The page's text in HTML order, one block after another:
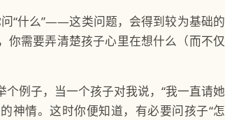
“什么”——这类问题，会得到较为基础的
你需要弄清楚孩子心里在想什么（而不仅
例子，当一个孩子对我说，“我一直请她
神情。这时你便知道，有必要问孩子“怎